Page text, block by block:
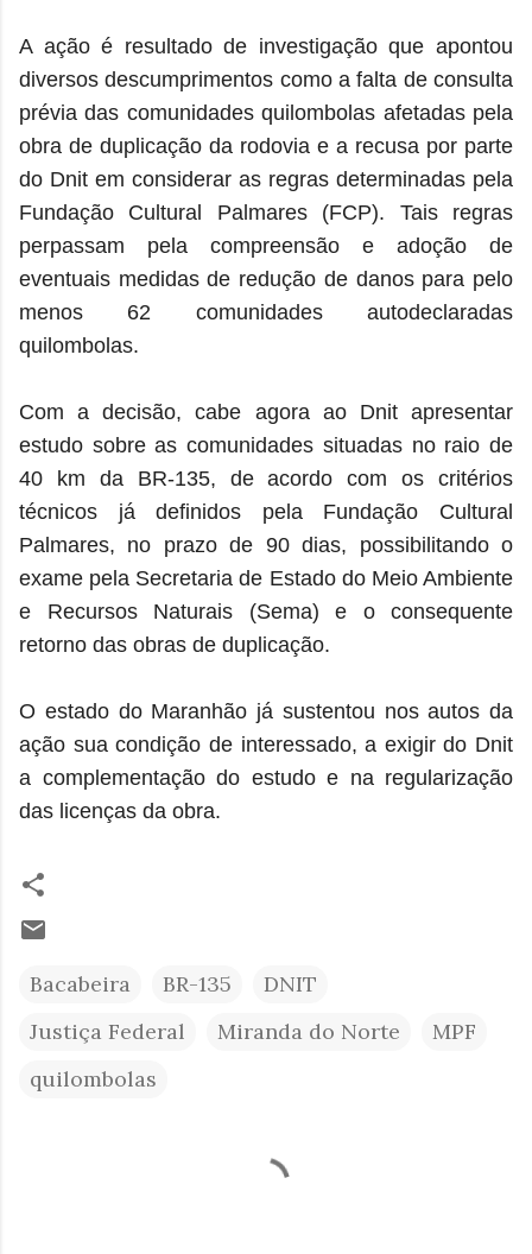
A ação é resultado de investigação que apontou
diversos descumprimentos como a falta de consulta
prévia das comunidades quilombolas afetadas pela
obra de duplicação da rodovia e a recusa por parte
do Dnit em considerar as regras determinadas pela
Fundação Cultural Palmares (FCP). Tais regras
perpassam pela compreensão e adoção de
eventuais medidas de redução de danos para pelo
menos 62 comunidades autodeclaradas
quilombolas.
Com a decisão, cabe agora ao Dnit apresentar
estudo sobre as comunidades situadas no raio de
40 km da BR-135, de acordo com os critérios
técnicos já definidos pela Fundação Cultural
Palmares, no prazo de 90 dias, possibilitando o
exame pela Secretaria de Estado do Meio Ambiente
e Recursos Naturais (Sema) e o consequente
retorno das obras de duplicação.
O estado do Maranhão já sustentou nos autos da
ação sua condição de interessado, a exigir do Dnit
a complementação do estudo e na regularização
das licenças da obra.
Bacabeira BR-135
DNIT
Justiça Federal
Miranda do Norte
MPF
quilombolas